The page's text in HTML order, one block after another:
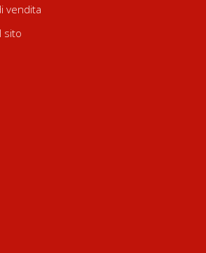
vendita
sito